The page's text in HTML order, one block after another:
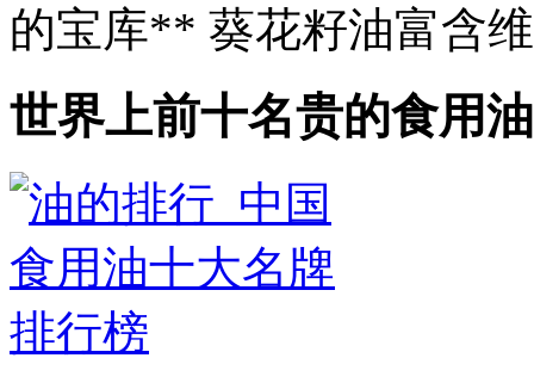
的宝库** 葵花籽油富含
世界上前十名贵的食用